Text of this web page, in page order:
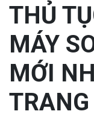
THỦ
MÁY
MỚI